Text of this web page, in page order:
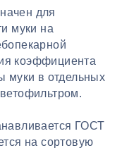
для
муки на
коэффициента
муки в отдельных
ГОСТ
на сортовую